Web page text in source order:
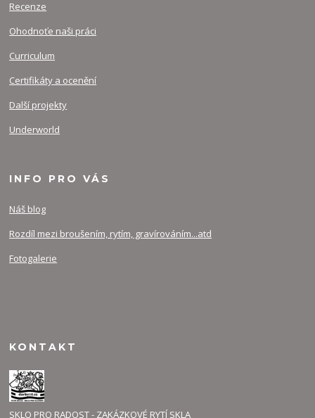
Recenze
Ohodnoťe naši práci
Curriculum
Certifikáty a ocenění
Další projekty
Underworld
INFO PRO VÁS
Náš blog
Rozdíl mezi broušením, rytím, gravírováním...atd
Fotogalerie
KONTAKT
SKLO PRO RADOST - ZAKÁZKOVÉ RYTÍ SKLA